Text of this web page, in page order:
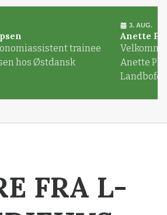
trainee
hos Østdansk
3. AUG.
Anette
Anette
FRA L-